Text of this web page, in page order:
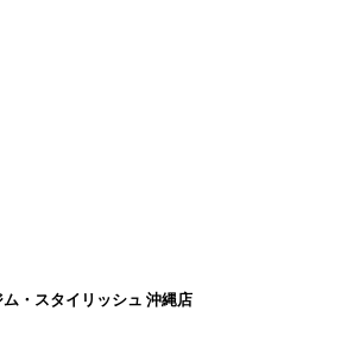
・スタイリッシュ 沖縄店